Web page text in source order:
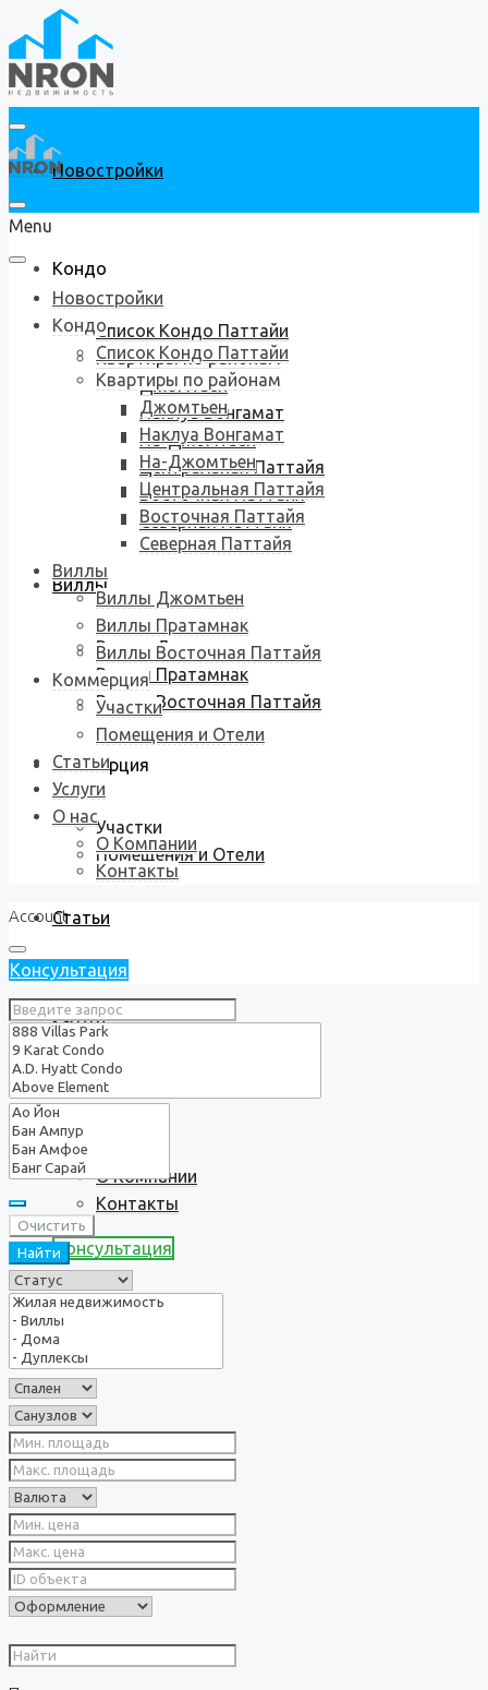
Новостройки
Кондо
Список Кондо Паттайи
Квартиры по районам
Джомтьен
Наклуа Вонгамат
На-Джомтьен
Центральная Паттайя
Восточная Паттайя
Северная Паттайя
Виллы
Виллы Джомтьен
Виллы Пратамнак
Виллы Восточная Паттайя
Коммерция
Участки
Помещения и Отели
Статьи
Услуги
О нас
О Компании
Контакты
Консультация
Menu
Новостройки
Кондо
Список Кондо Паттайи
Квартиры по районам
Джомтьен
Наклуа Вонгамат
На-Джомтьен
Центральная Паттайя
Восточная Паттайя
Северная Паттайя
Виллы
Виллы Джомтьен
Виллы Пратамнак
Виллы Восточная Паттайя
Коммерция
Участки
Помещения и Отели
Статьи
Услуги
О нас
О Компании
Контакты
Account
Консультация
Очистить
Найти